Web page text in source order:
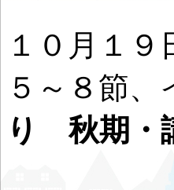
１０月
５～８節
り 秋期・